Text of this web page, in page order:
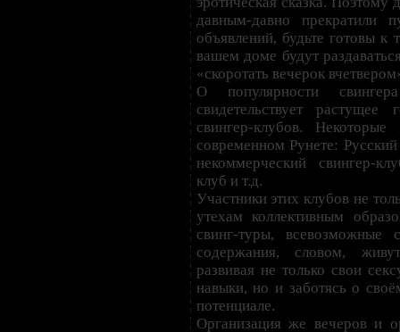
давным-давно прекратили
объявлений, будьте готовы к
вашем доме будут
«скоротать вечерок
О популярности
свидетельствует
свингер-клубов.
современном Рунете:
некоммерческий свингер-
клуб и т.д.
Участники этих клубов не
утехам коллективным
свинг-туры, всевозможные
содержания, словом,
развивая не только свои
навыки, но и заботясь о
потенциале.
Организация же вечеров и